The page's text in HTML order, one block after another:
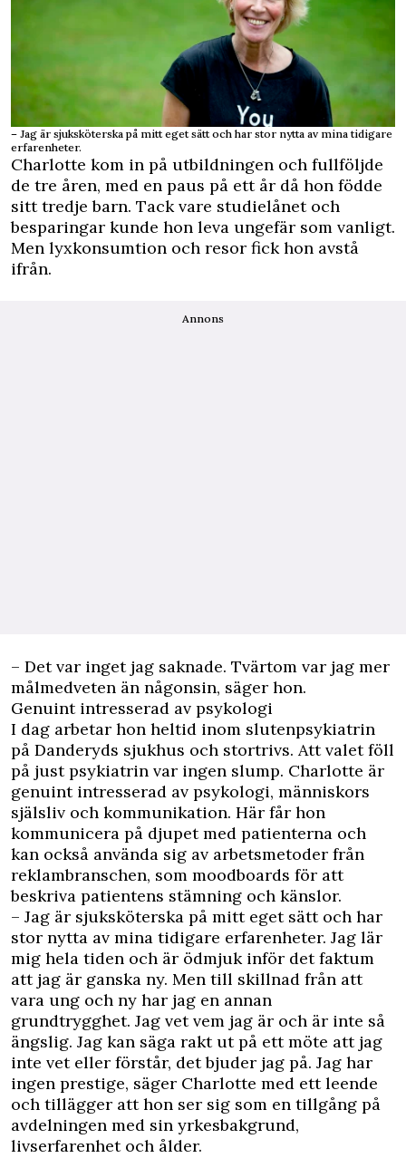
– Jag är sjuksköterska på mitt eget sätt och har stor nytta av mina tidigare
erfarenheter.
Charlotte kom in på utbildningen och fullföljde
de tre åren, med en paus på ett år då hon födde
sitt tredje barn. Tack vare studielånet och
besparingar kunde hon leva ungefär som vanligt.
Men lyxkonsumtion och resor fick hon avstå
ifrån.
Annons
– Det var inget jag saknade. Tvärtom var jag mer
målmedveten än någonsin, säger hon.
Genuint intresserad av psykologi
I dag arbetar hon heltid inom slutenpsykiatrin
på Danderyds sjukhus och stortrivs. Att valet föll
på just psykiatrin var ingen slump. Charlotte är
genuint intresserad av psykologi, människors
själsliv och kommunikation. Här får hon
kommunicera på djupet med patienterna och
kan också använda sig av arbetsmetoder från
reklambranschen, som moodboards för att
beskriva patientens stämning och känslor.
– Jag är sjuksköterska på mitt eget sätt och har
stor nytta av mina tidigare erfarenheter. Jag lär
mig hela tiden och är ödmjuk inför det faktum
att jag är ganska ny. Men till skillnad från att
vara ung och ny har jag en annan
grundtrygghet. Jag vet vem jag är och är inte så
ängslig. Jag kan säga rakt ut på ett möte att jag
inte vet eller förstår, det bjuder jag på. Jag har
ingen prestige, säger Charlotte med ett leende
och tillägger att hon ser sig som en tillgång på
avdelningen med sin yrkesbakgrund,
livserfarenhet och ålder.